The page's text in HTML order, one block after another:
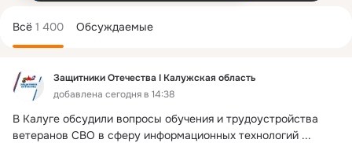
Защитники Отечества I Калужская область
добавлена сегодня в 14:38
В Калуге обсудили вопросы обучения и трудоустройства
ветеранов СВО в сферу информационных технологий ...
колонка
Всё 1 400 Обсуждаемые